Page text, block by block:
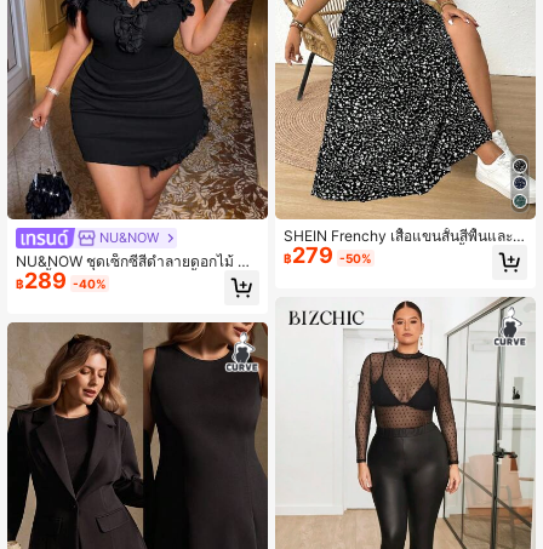
NU&NOW
NU&NOW ชุดเซ็กซี่สีดำลายดอกไม้ 3
มิติ เสื้อฮาลเตอร์ + กระโปรงสั้นจีบลาย
ดอกไม้ทรงรัดรูป 2 ชิ้น สำหรับฤดูร้อน
฿289 -40%
SHEIN Frenchy เสื้อแขนสั้นสีพื้นและก
ระโปรงพิมพ์ลายไซส์ใหญ่ 2 ชิ้น
฿279 -50%